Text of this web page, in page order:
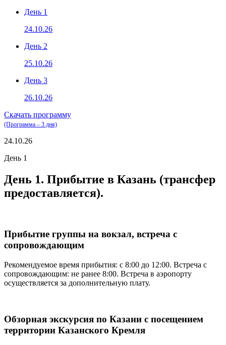
День 1
24.10.26
День 2
25.10.26
День 3
26.10.26
Скачать программу
(Программа – 3 дня)
24.10.26
День 1
День 1. Прибытие в Казань (трансфер
предоставляется).
Прибытие группы на вокзал, встреча с
сопровождающим
Рекомендуемое время прибытия: с 8:00 до 12:00. Встреча с
сопровождающим: не ранее 8:00. Встреча в аэропорту
осуществляется за дополнительную плату.
Обзорная экскурсия по Казани с посещением
территории Казанского Кремля